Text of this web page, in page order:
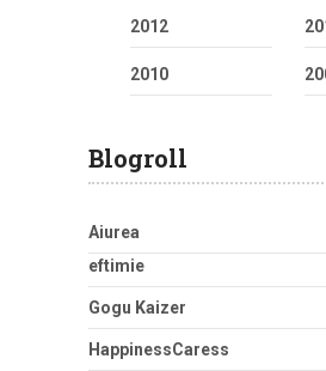
2012
2010
Blogroll
Aiurea
eftimie
Gogu Kaizer
HappinessCaress